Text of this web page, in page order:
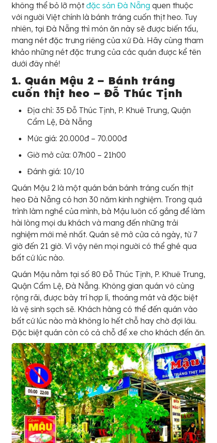
không thể bỏ lỡ mộtđặc sản Đà Nẵng quen thuộc
với người Việt chính là bánh tráng cuốn thịt heo. Tuy
nhiên, tại Đà Nẵng thì món ăn này sẽ được biến tấu,
mang nét đặc trưng riêng của xứ Đà. Hãy cùng tham
khảo những nét đặc trưng của các quán được kể tên
dưới đây nhé!
1. Quán Mậu 2 – Bánh tráng
cuốn thịt heo – Đỗ Thúc Tịnh
Địa chỉ: 35 Đỗ Thúc Tịnh, P. Khuê Trung, Quận
Cẩm Lệ, Đà Nẵng
Mức giá: 20.000đ – 70.000đ
Giờ mở cửa: 07h00 – 21h00
Đánh giá: 10/10
Quán Mậu 2 là một quán bán bánh tráng cuốn thịt
heo Đà Nẵng có hơn 30 năm kinh nghiệm. Trong quá
trình làm nghề của mình, bà Mậu luôn cố gắng để làm
hài lòng mọi du khách và mang đến những trải
nghiệm mới mẻ nhất. Quán sẽ mở cửa cả ngày, từ 7
giờ đến 21 giờ. Vì vậy nên mọi người có thể ghé qua
bất cứ lúc nào.
Quán Mậu nằm tại số 80 Đỗ Thúc Tịnh, P. Khuê Trung,
Quận Cẩm Lệ, Đà Nẵng. Không gian quán vô cùng
rộng rãi, được bày trí hợp lí, thoáng mát và đặc biệt
là vệ sinh sạch sẽ. Khách hàng có thể đến quán vào
bất cứ lúc nào mà không lo hết chỗ hay chờ đợi lâu.
Đặc biệt quán còn có cả chỗ để xe cho khách đến ăn.